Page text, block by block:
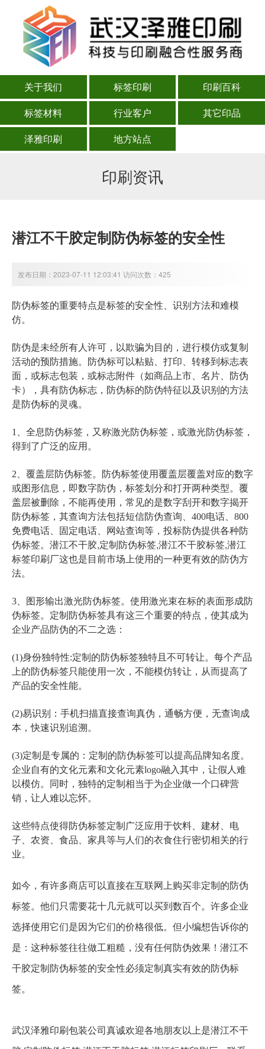
关于我们 标签印刷
印刷百科
标签材料
行业客户
其它印品
泽雅印刷
地方站点
印刷资讯
潜江不干胶定制防伪标签的安全性
发布日期：2023-07-11 12:03:41 访问次数：425
防伪标签的重要特点是标签的安全性、识别方法和难模
仿。
防伪是未经所有人许可，以欺骗为目的，进行模仿或复制
活动的预防措施。防伪标可以粘贴、打印、转移到标志表
面，或标志包装，或标志附件（如商品上市、名片、防伪
卡），具有防伪标志，防伪标的防伪特征以及识别的方法
是防伪标的灵魂。
1、全息防伪标签，又称激光防伪标签，或激光防伪标签，
得到了广泛的应用。
2、覆盖层防伪标签。防伪标签使用覆盖层覆盖对应的数字
或图形信息，即数字防伪，标签划分和打开两种类型。覆
盖层被删除，不能再使用，常见的是数字刮开和数字揭开
防伪标签，其查询方法包括短信防伪查询、400电话、800
免费电话、固定电话、网站查询等，投标防伪提供各种防
伪标签。 潜江不干胶,定制防伪标签,潜江不干胶标签,潜江
标签印刷厂这也是目前市场上使用的一种更有效的防伪方
法。
3、图形输出激光防伪标签。使用激光束在标的表面形成防
伪标签。定制防伪标签具有这三个重要的特点，使其成为
企业产品防伪的不二之选：
(1)身份独特性:定制的防伪标签独特且不可转让。每个产品
上的防伪标签只能使用一次，不能模仿转让，从而提高了
产品的安全性能。
(2)易识别：手机扫描直接查询真伪，通畅方便，无查询成
本，快速识别追溯。
(3)定制是专属的：定制的防伪标签可以提高品牌知名度。
企业自有的文化元素和文化元素logo融入其中，让假人难
以模仿。同时，独特的定制相当于为企业做一个口碑营
销，让人难以忘怀。
这些特点使得防伪标签定制广泛应用于饮料、建材、电
子、农资、食品、家具等与人们的衣食住行密切相关的行
业。
如今，有许多商店可以直接在互联网上购买非定制的防伪
标签。他们只需要花十几元就可以买到数百个。许多企业
选择使用它们是因为它们的价格很低。但小编想告诉你的
是：这种标签往往做工粗糙，没有任何防伪效果！潜江不
干胶定制防伪标签的安全性必须定制真实有效的防伪标
签。
武汉泽雅印刷包装公司真诚欢迎各地朋友以上是潜江不干